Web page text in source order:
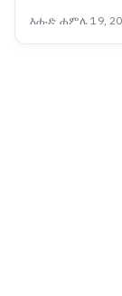
የኢትዮጵያችን
እሑድ ሐምሌ 19,